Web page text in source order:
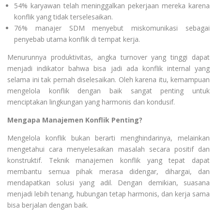
54% karyawan telah meninggalkan pekerjaan mereka karena
konflik yang tidak terselesaikan.
76% manajer SDM menyebut miskomunikasi sebagai
penyebab utama konflik di tempat kerja.
Menurunnya produktivitas, angka turnover yang tinggi dapat
menjadi indikator bahwa bisa jadi ada konflik internal yang
selama ini tak pernah diselesaikan. Oleh karena itu, kemampuan
mengelola konflik dengan baik sangat penting untuk
menciptakan lingkungan yang harmonis dan kondusif.
Mengapa Manajemen Konflik Penting?
Mengelola konflik bukan berarti menghindarinya, melainkan
mengetahui cara menyelesaikan masalah secara positif dan
konstruktif. Teknik manajemen konflik yang tepat dapat
membantu semua pihak merasa didengar, dihargai, dan
mendapatkan solusi yang adil. Dengan demikian, suasana
menjadi lebih tenang, hubungan tetap harmonis, dan kerja sama
bisa berjalan dengan baik.